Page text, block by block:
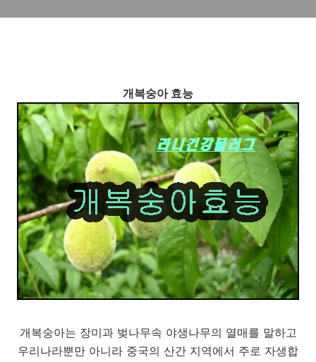
개복숭아 효능
개복숭아는 장미과 벚나무속 야생나무의 열매를 말하고
우리나라뿐만 아니라 중국의 산간 지역에서 주로 자생합